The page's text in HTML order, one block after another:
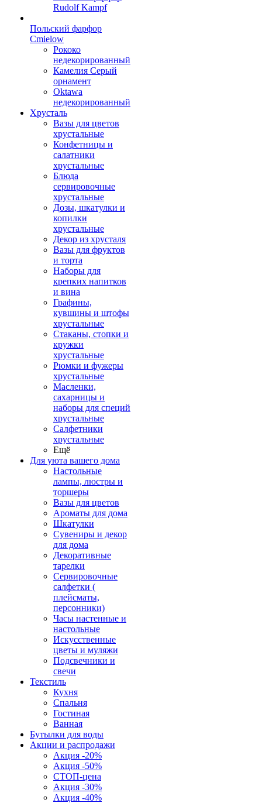
Rudolf Kampf
Польский фарфор
Сmielow
Рококо
недекорированный
Камелия Серый
орнамент
Oktawa
недекорированный
Хрусталь
Вазы для цветов
хрустальные
Конфетницы и
салатники
хрустальные
Блюда
сервировочные
хрустальные
Дозы, шкатулки и
копилки
хрустальные
Декор из хрусталя
Вазы для фруктов
и торта
Наборы для
крепких напитков
и вина
Графины,
кувшины и штофы
хрустальные
Стаканы, стопки и
кружки
хрустальные
Рюмки и фужеры
хрустальные
Масленки,
сахарницы и
наборы для специй
хрустальные
Салфетники
хрустальные
Ещё
Для уюта вашего дома
Настольные
лампы, люстры и
торшеры
Вазы для цветов
Ароматы для дома
Шкатулки
Сувениры и декор
для дома
Декоративные
тарелки
Сервировочные
салфетки (
плейсматы,
персонники)
Часы настенные и
настольные
Искусственные
цветы и муляжи
Подсвечники и
свечи
Текстиль
Кухня
Спальня
Гостиная
Ванная
Бутылки для воды
Акции и распродажи
Акция -20%
Акция -50%
СТОП-цена
Акция -30%
Акция -40%